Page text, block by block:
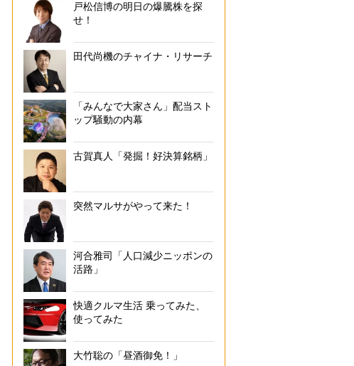
戸松信博の明日の爆騰株を探
せ！
田代尚機のチャイナ・リサーチ
「みんなで大家さん」配当スト
ップ騒動の内幕
古賀真人「発掘！好決算銘柄」
突然マルサがやって来た！
河合雅司「人口減少ニッポンの
活路」
快適クルマ生活 乗ってみた、
使ってみた
大竹聡の「昼酒御免！」